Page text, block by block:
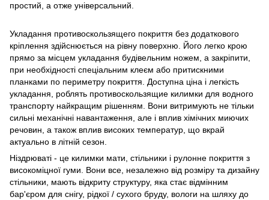
простий, а отже універсальний.
Укладання противоскользящего покриття без додаткового
кріплення здійснюється на рівну поверхню. Його легко крою
прямо за місцем укладання будівельним ножем, а закріпити,
при необхідності спеціальним клеєм або притискними
планками по периметру покриття. Доступна ціна і легкість
укладання, роблять противоскользящие килимки для водного
транспорту найкращим рішенням. Вони витримують не тільки
сильні механічні навантаження, але і вплив хімічних миючих
речовин, а також вплив високих температур, що вкрай
актуально в літній сезон.
Ніздрюваті - це килимки мати, стільники і рулонне покриття з
високоміцної гуми. Вони все, незалежно від розміру та дизайну
стільники, мають відкриту структуру, яка стає відмінним
бар'єром для снігу, рідкої / сухого бруду, вологи на шляху до